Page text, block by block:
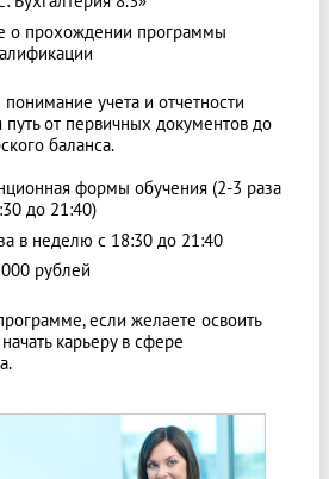
о прохождении программы
учета и отчетности
путь от первичных документов до
баланса.
формы обучения (2-3 раза
до 21:40)
в неделю с 18:30 до 21:40
рублей
если желаете освоить
карьеру в сфере